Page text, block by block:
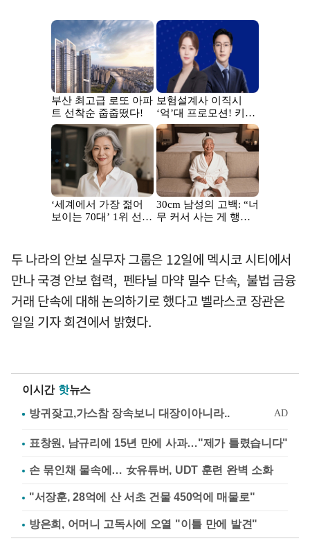
두 나라의 안보 실무자 그룹은 12일에 멕시코 시티에서
만나 국경 안보 협력, 펜타닐 마약 밀수 단속, 불법 금융
거래 단속에 대해 논의하기로 했다고 벨라스코 장관은
일일 기자 회견에서 밝혔다.
이시간 핫뉴스
표창원, 남규리에 15년 만에 사과…"제가 틀렸습니다"
손 묶인채 물속에… 女유튜버, UDT 훈련 완벽 소화
"서장훈, 28억에 산 서초 건물 450억에 매물로"
방은희, 어머니 고독사에 오열 "이틀 만에 발견"